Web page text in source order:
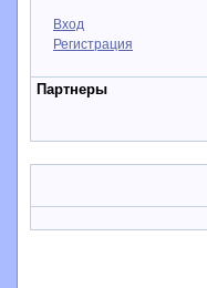
Вход
Регистрация
Партнеры